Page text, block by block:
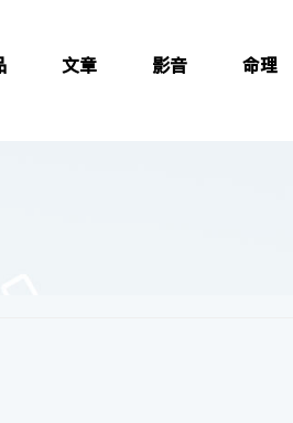
文章 影音 命理